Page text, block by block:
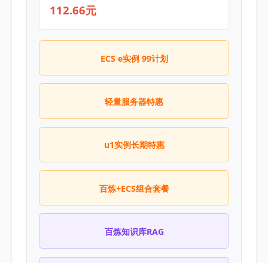
112.66元
ECS e实例 99计划
轻量服务器特惠
u1实例长期特惠
百炼+ECS组合套餐
百炼知识库RAG